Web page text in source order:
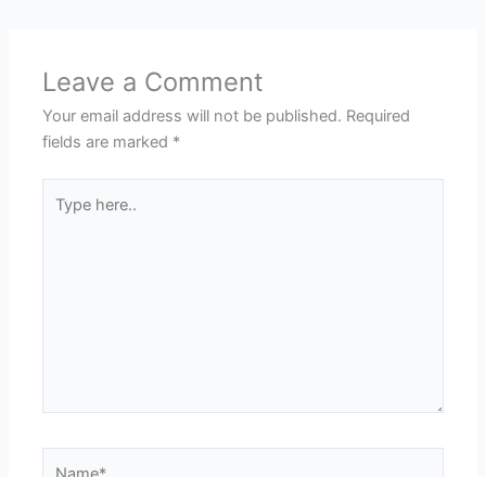
Leave a Comment
Your email address will not be published. Required
fields are marked *
here..